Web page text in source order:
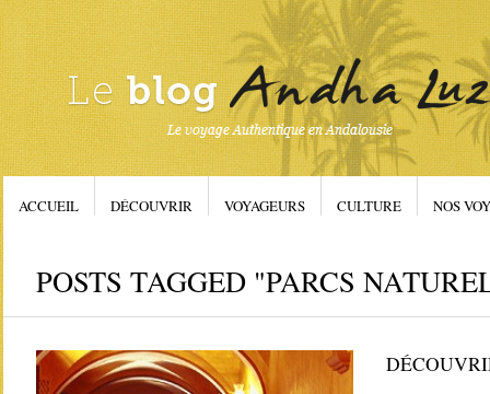
ACCUEIL DÉCOUVRIR VOYAGEURS CULTURE NOS
POSTS TAGGED "PARCS